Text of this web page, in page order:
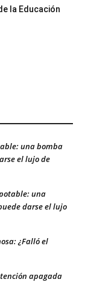
la Educación
una bomba
el lujo de
una
darse el lujo
¿Falló el
apagada